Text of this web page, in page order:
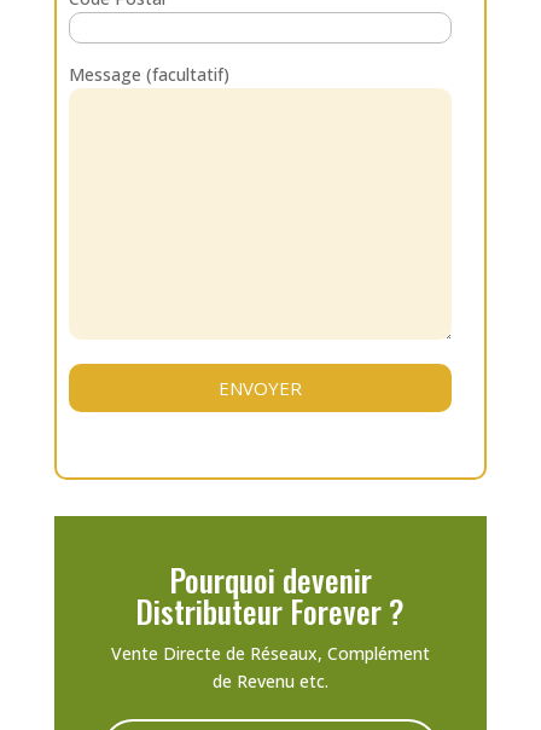
Message (facultatif)
Pourquoi devenir
Distributeur Forever ?
Vente Directe de Réseaux, Complément
de Revenu etc.